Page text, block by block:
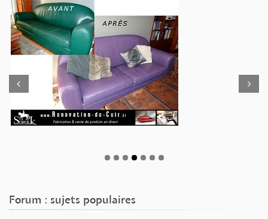
Prev Next
Forum : sujets populaires